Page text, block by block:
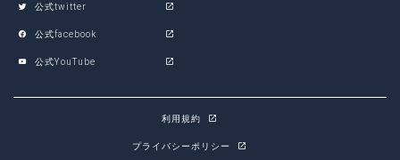
公式twitter
公式facebook
公式YouTube
利用規約
プライバシーポリシー